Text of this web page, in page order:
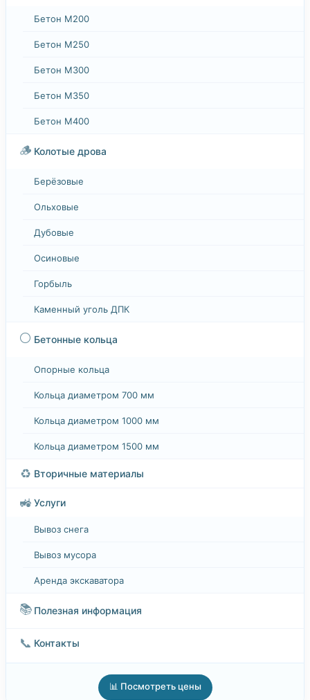
Бетон М200
Бетон М250
Бетон М300
Бетон М350
Бетон М400
🪵 Колотые дрова
Берёзовые
Ольховые
Дубовые
Осиновые
Горбыль
Каменный уголь ДПК
⚪ Бетонные кольца
Опорные кольца
Кольца диаметром 700 мм
Кольца диаметром 1000 мм
Кольца диаметром 1500 мм
♻️ Вторичные материалы
🚜 Услуги
Вывоз снега
Вывоз мусора
Аренда экскаватора
📚 Полезная информация
📞 Контакты
📊 Посмотреть цены